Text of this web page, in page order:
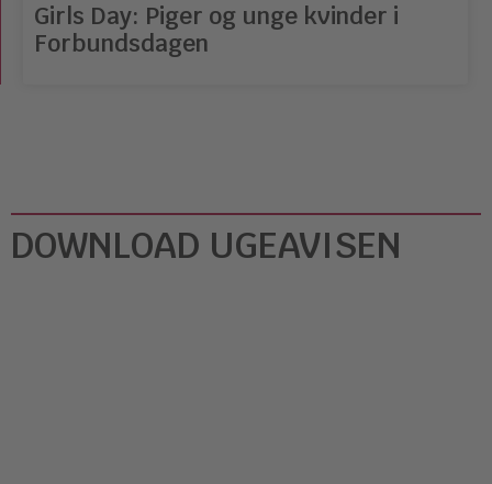
Girls Day: Piger og unge kvinder i
Forbundsdagen
DOWNLOAD UGEAVISEN